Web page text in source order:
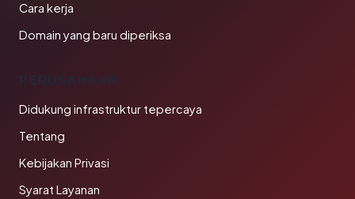
Cara kerja
Domain yang baru diperiksa
PERUSAHAAN
Didukung infrastruktur tepercaya
Tentang
Kebijakan Privasi
Syarat Layanan